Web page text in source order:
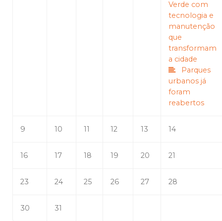
Verde com
tecnologia e
manutenção
que
transformam
a cidade
Parques
urbanos já
foram
reabertos
9 10 11 12 13 14
16 17 18 19 20 21
23 24 25 26 27 28
30 31